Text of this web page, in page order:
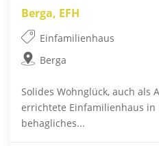
Berga, EFH
Einfamilienhaus
Berga
Solides Wohnglück, auch als
errichtete Einfamilienhaus in
behagliches...